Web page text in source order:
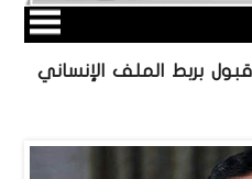
قبول بربط الملف الإنساني